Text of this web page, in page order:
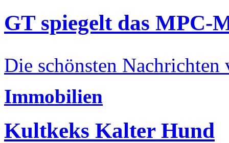
GT spiegelt das MPC-
Die schönsten Nachrichten
Immobilien
Kultkeks Kalter Hund